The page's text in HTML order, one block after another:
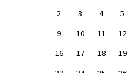
2
3 4 5
9
10 11 12
16
17 18 19